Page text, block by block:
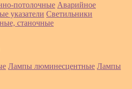
потолочные Аварийное
указатели Светильники
станочные
Лампы люминесцентные Лампы